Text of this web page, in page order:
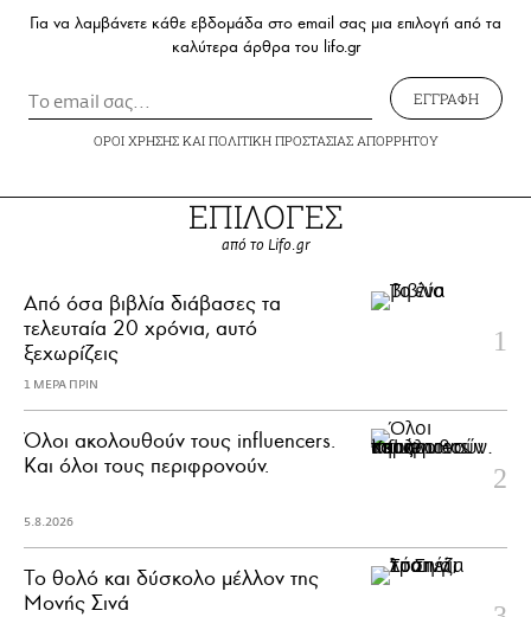
Για να λαμβάνετε κάθε εβδομάδα στο email σας μια επιλογή από τα
καλύτερα άρθρα του lifo.gr
ΕΓΓΡΑΦΗ
ΟΡΟΙ ΧΡΗΣΗΣΚΑΙ ΠΟΛΙΤΙΚΗ ΠΡΟΣΤΑΣΙΑΣ ΑΠΟΡΡΗΤΟΥ
ΕΠΙΛΟΓΕΣ
από το Lifo.gr
Από όσα βιβλία διάβασες τα
τελευταία 20 χρόνια, αυτό
ξεχωρίζεις
1 ΜΕΡΑ ΠΡΙΝ
Όλοι ακολουθούν τους influencers.
Και όλοι τους περιφρονούν.
5.8.2026
Το θολό και δύσκολο μέλλον της
Μονής Σινά